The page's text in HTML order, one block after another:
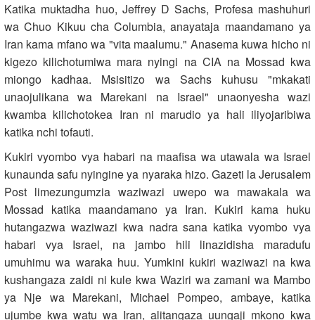
Katika muktadha huo, Jeffrey D Sachs, Profesa mashuhuri
wa Chuo Kikuu cha Columbia, anayataja maandamano ya
Iran kama mfano wa "vita maalumu." Anasema kuwa hicho ni
kigezo kilichotumiwa mara nyingi na CIA na Mossad kwa
miongo kadhaa. Msisitizo wa Sachs kuhusu "mkakati
unaojulikana wa Marekani na Israel" unaonyesha wazi
kwamba kilichotokea Iran ni marudio ya hali iliyojaribiwa
katika nchi tofauti.
Kukiri vyombo vya habari na maafisa wa utawala wa Israel
kunaunda safu nyingine ya nyaraka hizo. Gazeti la Jerusalem
Post limezungumzia waziwazi uwepo wa mawakala wa
Mossad katika maandamano ya Iran. Kukiri kama huku
hutangazwa waziwazi kwa nadra sana katika vyombo vya
habari vya Israel, na jambo hili linazidisha maradufu
umuhimu wa waraka huu. Yumkini kukiri waziwazi na kwa
kushangaza zaidi ni kule kwa Waziri wa zamani wa Mambo
ya Nje wa Marekani, Michael Pompeo, ambaye, katika
ujumbe kwa watu wa Iran, alitangaza uungaji mkono kwa